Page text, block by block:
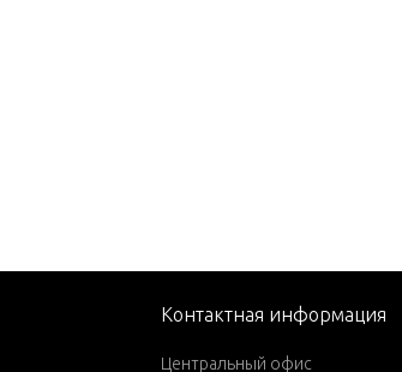
Контактная информация
Центральный офис